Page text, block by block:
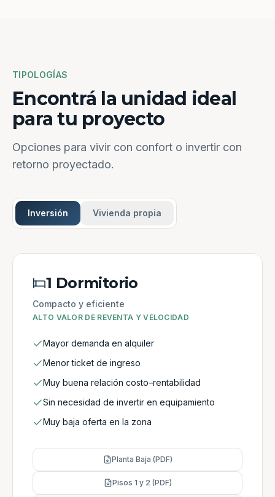
TIPOLOGÍAS
Encontrá la unidad ideal
para tu proyecto
Opciones para vivir con confort o invertir con
retorno proyectado.
Inversión Vivienda propia
1 Dormitorio
Compacto y eficiente
ALTO VALOR DE REVENTA Y VELOCIDAD
Mayor demanda en alquiler
Menor ticket de ingreso
Muy buena relación costo–rentabilidad
Sin necesidad de invertir en equipamiento
Muy baja oferta en la zona
Planta Baja (PDF)
Pisos 1 y 2 (PDF)